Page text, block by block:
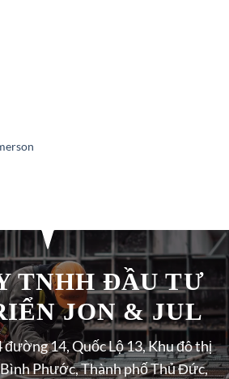
TNHH ĐẦU TƯ
JON & JUL
đường 14, Quốc Lộ 13, Khu đô thị
Phước, Thành phố Thủ Đức,